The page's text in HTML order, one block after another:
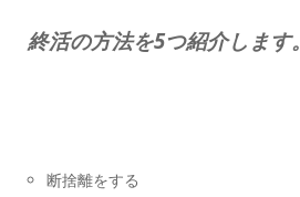
終活の方法を5つ紹介します。
断捨離をする